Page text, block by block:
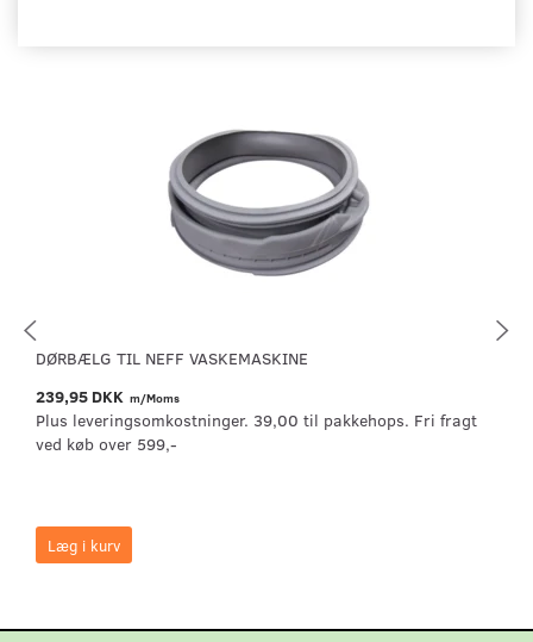
DØRBÆLG TIL NEFF VASKEMASKINE
239,95 DKK m/Moms
Plus leveringsomkostninger. 39,00 til pakkehops. Fri fragt
ved køb over 599,-
Læg i kurv